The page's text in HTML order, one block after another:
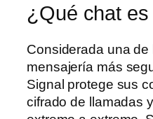
¿Qué chat
Considerada una
mensajería más
Signal protege sus
cifrado de llamadas